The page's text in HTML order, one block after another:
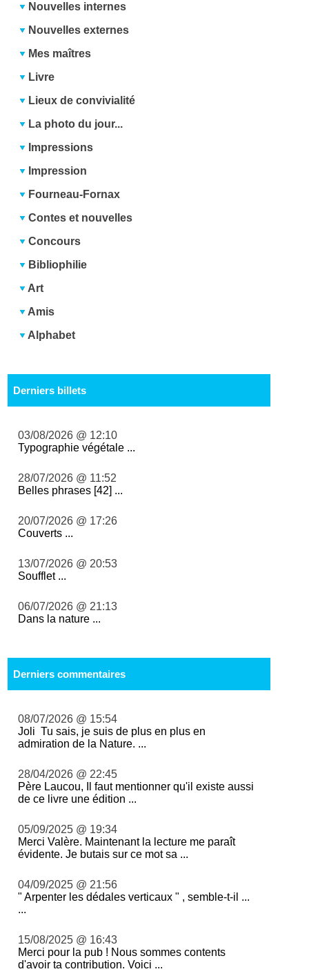
Nouvelles internes
Nouvelles externes
Mes maîtres
Livre
Lieux de convivialité
La photo du jour...
Impressions
Impression
Fourneau-Fornax
Contes et nouvelles
Concours
Bibliophilie
Art
Amis
Alphabet
Derniers billets
03/08/2026 @ 12:10
Typographie végétale ...
28/07/2026 @ 11:52
Belles phrases [42] ...
20/07/2026 @ 17:26
Couverts ...
13/07/2026 @ 20:53
Soufflet ...
06/07/2026 @ 21:13
Dans la nature ...
Derniers commentaires
08/07/2026 @ 15:54
Joli Tu sais, je suis de plus en plus en
admiration de la Nature. ...
28/04/2026 @ 22:45
Père Laucou, Il faut mentionner qu'il existe aussi
de ce livre une édition ...
05/09/2025 @ 19:34
Merci Valère. Maintenant la lecture me paraît
évidente. Je butais sur ce mot sa ...
04/09/2025 @ 21:56
" Arpenter les dédales verticaux " , semble-t-il ...
...
15/08/2025 @ 16:43
Merci pour la pub ! Nous sommes contents
d'avoir ta contribution. Voici ...